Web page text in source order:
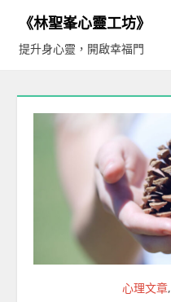
content
《林聖峯心靈工坊》
提升身心靈，開啟幸福門
心理文章,